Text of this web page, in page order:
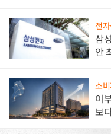
전
삼
안
소
이
보